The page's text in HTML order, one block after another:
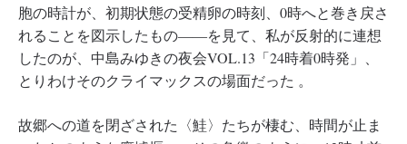
胞の時計が、初期状態の受精卵の時刻、0時へと巻き戻さ
れることを図示したもの――を見て、私が反射的に連想
したのが、中島みゆきの夜会VOL.13「24時着0時発」、
とりわけそのクライマックスの場面だった 。
故郷への道を閉ざされた〈鮭〉たちが棲む、時間が止ま